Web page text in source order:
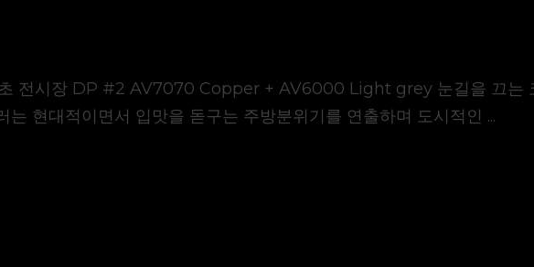
전시장 DP #2 AV7070 Copper + AV6000 Light grey 눈길을 끄는
현대적이면서 입맛을 돋구는 주방분위기를 연출하며 도시적인 ...